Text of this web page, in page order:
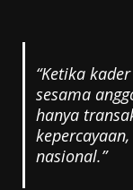
“Ketika
sesama
hanya
nasional.”